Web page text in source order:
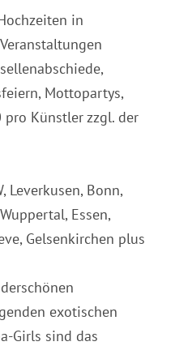
in
Mottopartys,
pro Künstler zzgl. der
Leverkusen, Bonn,
Essen,
Gelsenkirchen plus
exotischen
Girls sind das